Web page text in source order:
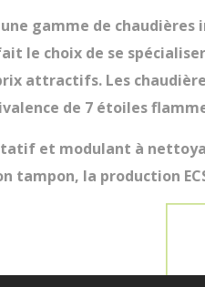
gamme de
le choix de se
attractifs. Les
de 7 étoiles
et modulant à
la production